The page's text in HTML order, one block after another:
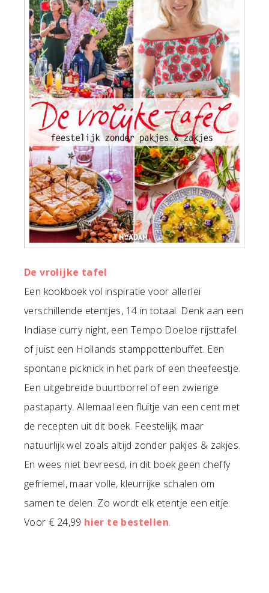
De vrolijke tafel
Een kookboek vol inspiratie voor allerlei
verschillende etentjes, 14 in totaal. Denk aan een
Indiase curry night, een Tempo Doeloe rijsttafel
of juist een Hollands stamppottenbuffet. Een
spontane picknick in het park of een theefeestje.
Een uitgebreide buurtborrel of een zwierige
pastaparty. Allemaal een fluitje van een cent met
de recepten uit dit boek. Feestelijk, maar
natuurlijk wel zoals altijd zonder pakjes & zakjes.
En wees niet bevreesd, in dit boek geen cheffy
gefriemel, maar volle, kleurrijke schalen om
samen te delen. Zo wordt elk etentje een eitje.
Voor € 24,99 hier te bestellen.